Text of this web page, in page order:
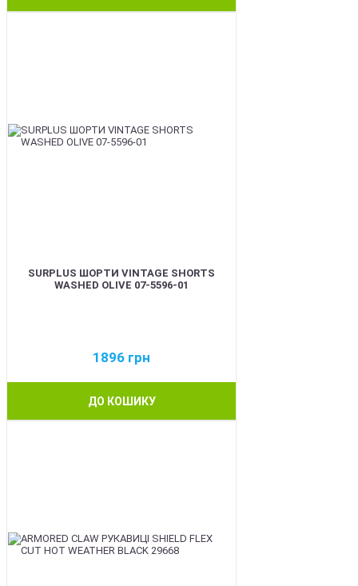
SURPLUS ШОРТИ VINTAGE SHORTS
WASHED OLIVE 07-5596-01
1896 грн
ДО КОШИКУ